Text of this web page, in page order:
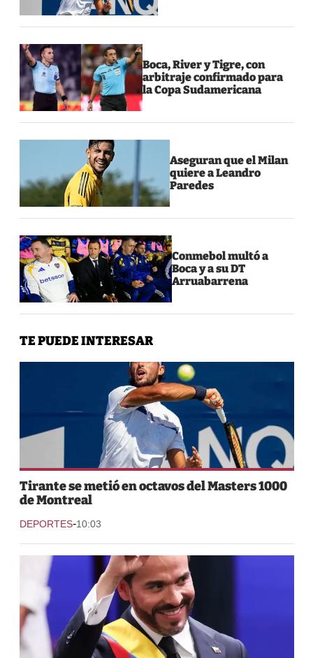
Boca, River y Tigre, con
arbitraje confirmado para
la Copa Sudamericana
Aseguran que el Milan
quiere a Leandro
Paredes
Conmebol multó a
Boca y a su DT
Arruabarrena
TE PUEDE INTERESAR
Tirante se metió en octavos del Masters 1000
de Montreal
DEPORTES-10:03